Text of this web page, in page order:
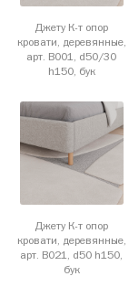
Джету К-т опор
кровати, деревянные,
арт. B001, d50/30
h150, бук
Джету К-т опор
кровати, деревянные,
арт. B021, d50 h150,
бук